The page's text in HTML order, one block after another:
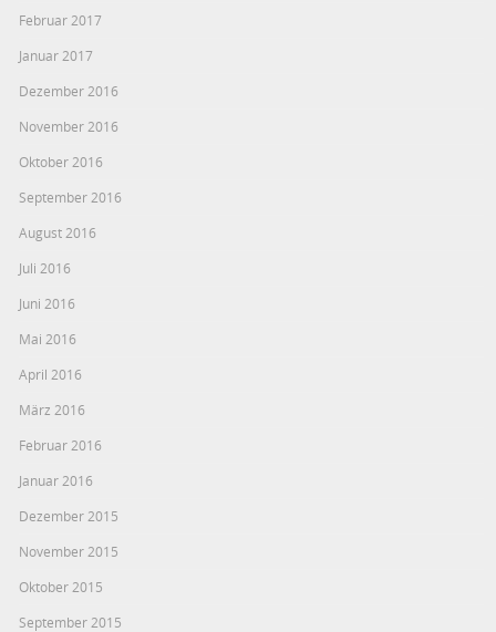
Februar 2017
Januar 2017
Dezember 2016
November 2016
Oktober 2016
September 2016
August 2016
Juli 2016
Juni 2016
Mai 2016
April 2016
März 2016
Februar 2016
Januar 2016
Dezember 2015
November 2015
Oktober 2015
September 2015